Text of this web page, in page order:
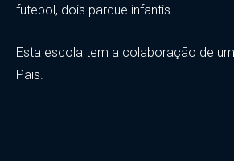
futebol, dois parque infantis.
Esta escola tem a colaboração de
Pais.